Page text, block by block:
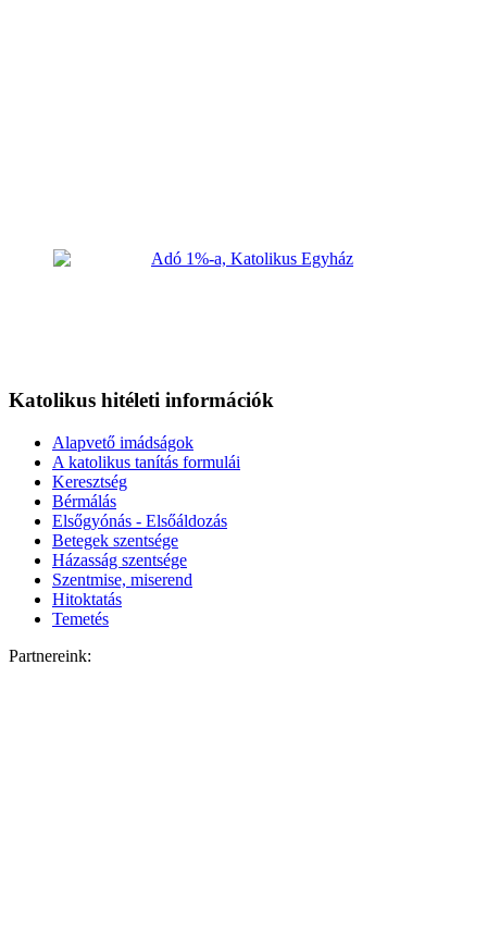
Katolikus hitéleti információk
Alapvető imádságok
A katolikus tanítás formulái
Keresztség
Bérmálás
Elsőgyónás - Elsőáldozás
Betegek szentsége
Házasság szentsége
Szentmise, miserend
Hitoktatás
Temetés
Partnereink: